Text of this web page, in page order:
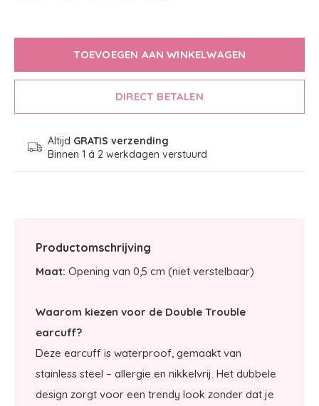
TOEVOEGEN AAN WINKELWAGEN
DIRECT BETALEN
Altijd GRATIS verzending
Binnen 1 á 2 werkdagen verstuurd
Productomschrijving
Maat: Opening van 0,5 cm (niet verstelbaar)
Waarom kiezen voor de Double Trouble
earcuff?
Deze earcuff is waterproof, gemaakt van
stainless steel – allergie en nikkelvrij. Het dubbele
design zorgt voor een trendy look zonder dat je